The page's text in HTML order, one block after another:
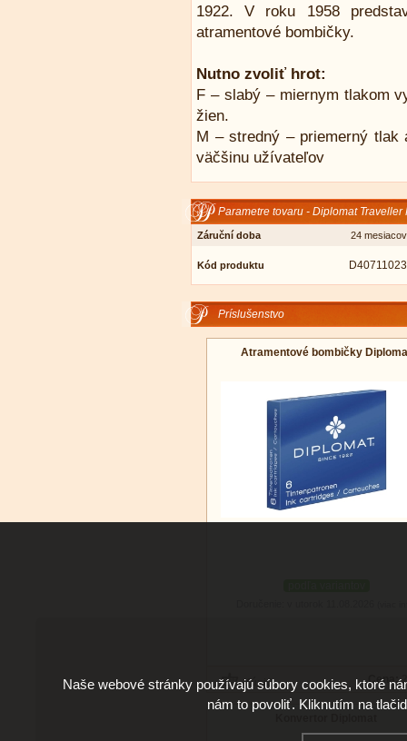
1922. V roku 1958
atramentové bombičky.
Nutno zvoliť hrot:
F – slabý – miernym tlakom
žien.
M – stredný – priemerný
väčšinu užívateľov
Parametre tovaru - Diplomat
Záruční doba 24 mesiacov
Kód produktu D40711023
Príslušenstvo
Atramentové bombičky
Cena:
Naše webové stránky používajú súbory cookies, ktoré
nám to povoliť. Kliknutím na